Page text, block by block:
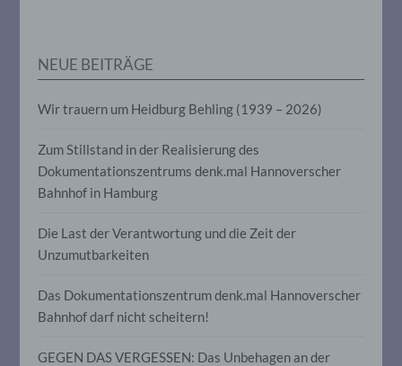
NEUE BEITRÄGE
Wir trauern um Heidburg Behling (1939 – 2026)
Zum Stillstand in der Realisierung des
Dokumentationszentrums denk.mal Hannoverscher
Bahnhof in Hamburg
Die Last der Verantwortung und die Zeit der
Unzumutbarkeiten
Das Dokumentationszentrum denk.mal Hannoverscher
Bahnhof darf nicht scheitern!
GEGEN DAS VERGESSEN: Das Unbehagen an der
Arbeitsleistung, wirtschaftlicher Lage,
Gesundheit, persönlicher Vorlieben,
Aufenthaltsort oder Ortswechsel dieser
vorherzusagen.
f) Pseudonymisierung
Pseudonymisierung ist die Verarbeitung
personenbezogener Daten in einer Weise,
ohne Hinzuziehung zusätzlicher
spezifischen betroffenen Person
zusätzlichen Informationen gesondert